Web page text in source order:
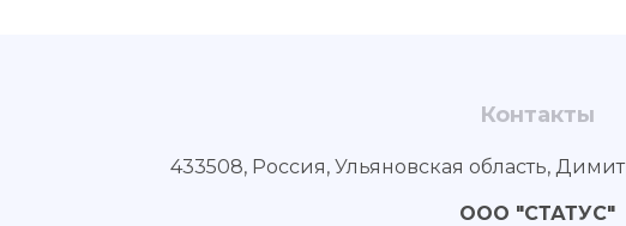
Контакты
433508, Россия, Ульяновская область,
ООО "СТАТУС"